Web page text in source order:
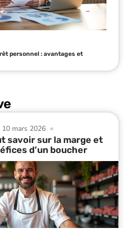
personnel : avantages et
10 mars 2026
savoir sur la marge et
d’un boucher